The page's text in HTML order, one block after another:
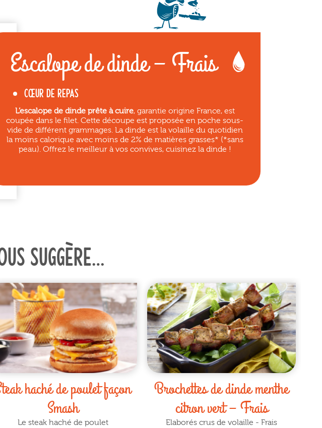
Escalope de dinde – Frais
CŒUR DE REPAS
L’escalope de dinde prête à cuire, garantie origine France, est
coupée dans le filet. Cette découpe est proposée en poche sous-
vide de différent grammages. La dinde est la volaille du quotidien
la moins calorique avec moins de 2% de matières grasses* (*sans
peau). Offrez le meilleur à vos convives, cuisinez la dinde !
suggère…
haché de poulet façon
Smash
Le steak haché de poulet
Brochettes de dinde menthe
citron vert – Frais
Elaborés crus de volaille - Frais